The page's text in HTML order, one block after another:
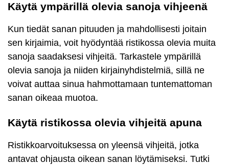
Käytä ympärillä olevia sanoja vihjeenä
Kun tiedät sanan pituuden ja mahdollisesti joitain
sen kirjaimia, voit hyödyntää ristikossa olevia muita
sanoja saadaksesi vihjeitä. Tarkastele ympärillä
olevia sanoja ja niiden kirjainyhdistelmiä, sillä ne
voivat auttaa sinua hahmottamaan tuntemattoman
sanan oikeaa muotoa.
Käytä ristikossa olevia vihjeitä apuna
Ristikkoarvoituksessa on yleensä vihjeitä, jotka
antavat ohjausta oikean sanan löytämiseksi. Tutki